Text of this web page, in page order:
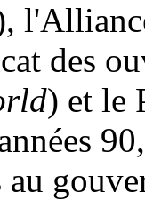
des
) et le
au